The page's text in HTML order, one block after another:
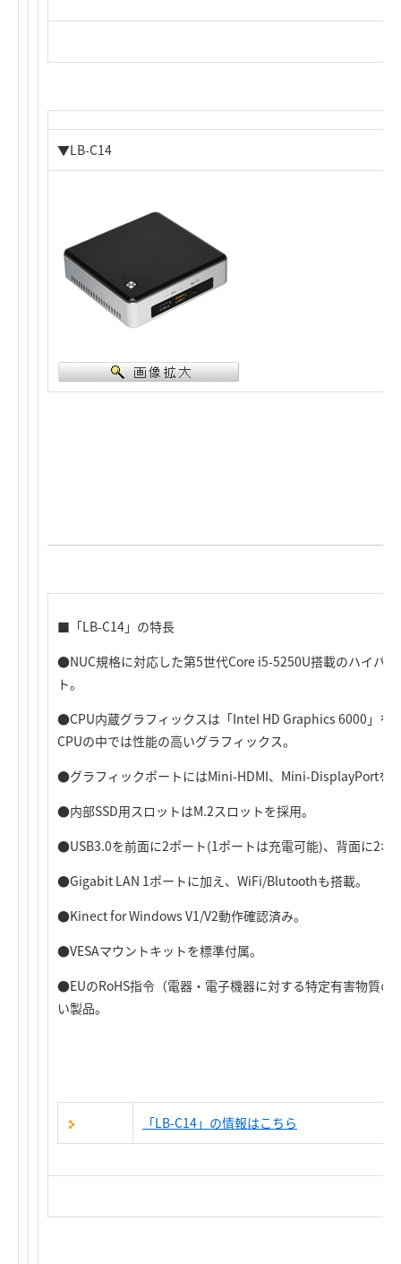
▼LB-C14
■「LB-C14」の特長
●NUC規格に対応した第5世代Core i5-5250U搭載のハイパ
ト。
●CPU内蔵グラフィックスは「Intel HD Graphics 6000」を
CPUの中では性能の高いグラフィックス。
●グラフィックポートにはMini-HDMI、Mini-DisplayPortを
●内部SSD用スロットはM.2スロットを採用。
●USB3.0を前面に2ポート(1ポートは充電可能)、背面に2ポ
●Gigabit LAN 1ポートに加え、WiFi/Blutoothも搭載。
●Kinect for Windows V1/V2動作確認済み。
●VESAマウントキットを標準付属。
●EUのRoHS指令（電器・電子機器に対する特定有害物質の
い製品。
「LB-C14」の情報はこちら